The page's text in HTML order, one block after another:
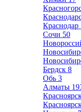
Краснодар
Сочи 50
Бердск 8
Обь 3
Алматы